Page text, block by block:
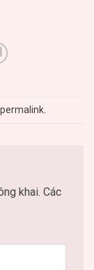
permalink
khai. Các